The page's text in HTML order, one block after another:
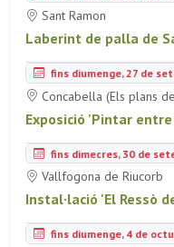
Sant Ramon
Laberint de palla de
fins diumenge, 27 de
Concabella (Els plans
Exposició 'Pintar
fins dimecres, 30 de
Vallfogona de Riucorb
Instal·lació 'El Ressò
fins diumenge, 4 de